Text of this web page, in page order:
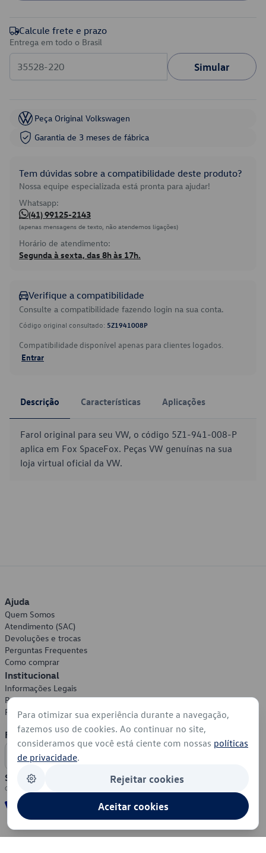
Calcule frete e prazo
Entrega em todo o Brasil
Simular
Peça Original Volkswagen
Garantia de 3 meses de fábrica
Tem dúvidas sobre a compatibilidade deste produto?
Nossa equipe especializada está pronta para ajudar!
Whatsapp:
(41) 99125-2143
(apenas mensagens de texto, não atendemos ligações)
Horário de atendimento:
Segunda à sexta, das 8h às 17h.
Verifique a compatibilidade
Consulte a compatibilidade fazendo login na sua conta.
Código original consultado: 5Z1941008P
Compatibilidade disponível apenas para clientes logados.
Entrar
Descrição Características Aplicações
Farol original para seu VW, o código 5Z1-941-008-P
aplica em Fox SpaceFox. Peças VW genuínas na sua
loja virtual oficial da VW.
Ajuda
Quem Somos
Atendimento (SAC)
Devoluções e trocas
Perguntas Frequentes
Como comprar
Institucional
Informações Legais
Política de Privacidade
Política de Cookies
Formas de Pagamento
Segurança
Para otimizar sua experiência durante a navegação,
fazemos uso de cookies. Ao continuar no site,
consideramos que você está ciente com nossas políticas
de privacidade.
Rejeitar cookies
Aceitar cookies